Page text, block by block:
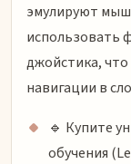
эмулируют
использовать
джойстика,
навигации в
🔹 Купите
обучения